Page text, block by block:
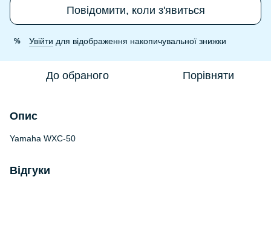
Повідомити, коли з'явиться
% Увійти для відображення накопичувальної знижки
До обраного Порівняти
Опис
Yamaha WXC-50
Відгуки